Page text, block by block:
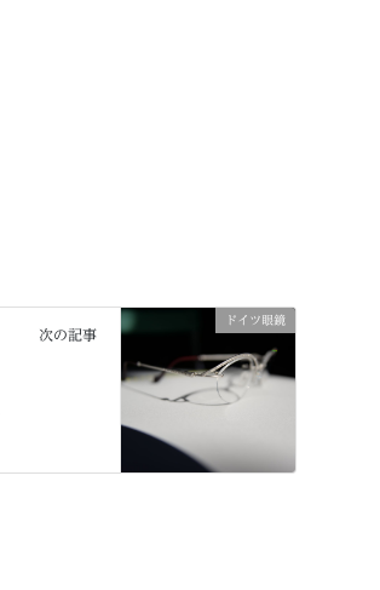
ドイツ眼鏡
次の記事